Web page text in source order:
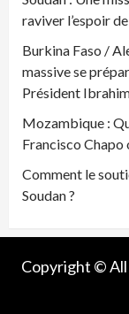
raviver l’espoir
Burkina Faso /
massive se
Président
Mozambique :
Francisco Chapo
Comment le
Soudan ?
Copyright ©